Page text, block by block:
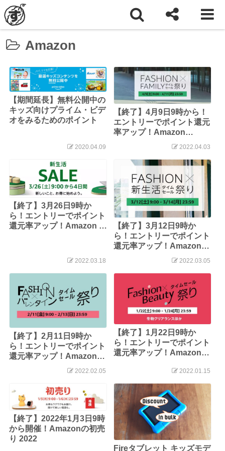
ホーム
Amazon
【期間延長】無料公開中の
キッズ向けプライム・ビデ
オをみるためのポイント
2020.04.09
【終了】4月9日9時から！
エントリーでポイント還元
率アップ！Amazon
FASHION X FAMILY タイ
2022.04.03
【終了】3月26日9時か
ら！エントリーでポイント
還元率アップ！Amazon 新
2022.03.18
【終了】3月12日9時か
ら！エントリーでポイント
還元率アップ！Amazon
Fashion x 新生活 タイムセ
2022.03.05
【終了】2月11日9時か
ら！エントリーでポイント
還元率アップ！Amazon
Fashion x バレンタイン タ
2022.02.05
【終了】1月22日9時か
ら！エントリーでポイント
還元率アップ！Amazon
2022.01.15
【終了】2022年1月3日9時
から開催！Amazonの初売
り 2022
Fireタブレット キッズモデ